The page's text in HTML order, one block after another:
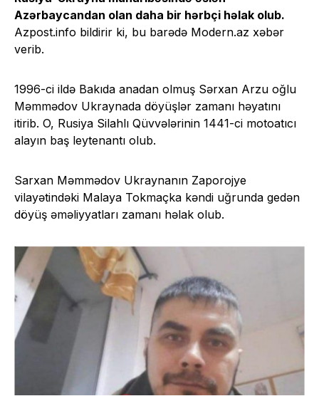
Azərbaycandan olan daha bir hərbçi həlak olub.
Azpost.info bildirir ki, bu barədə Modern.az xəbər
verib.
1996-ci ildə Bakıda anadan olmuş Sərxan Arzu oğlu
Məmmədov Ukraynada döyüşlər zamanı həyatını
itirib. O, Rusiya Silahlı Qüvvələrinin 1441-ci motoatıcı
alayın baş leytenantı olub.
Sarxan Məmmədov Ukraynanın Zaporojye
vilayətindəki Malaya Tokmaçka kəndi uğrunda gedən
döyüş əməliyyatları zamanı həlak olub.